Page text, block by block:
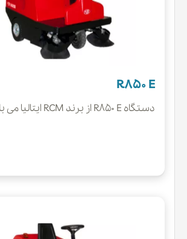
R850 E
دستگاه R850 E از برند RCM ایتالیا می باشد.